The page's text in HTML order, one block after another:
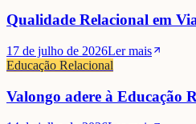
Qualidade Relacional em
17 de julho de 2026Ler mais
Educação Relacional
Valongo adere à Educação